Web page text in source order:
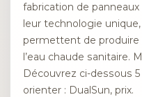
fabrication de panneaux
leur technologie
permettent de produire
l’eau chaude sanitaire.
Découvrez ci-dessous
orienter : DualSun, prix.